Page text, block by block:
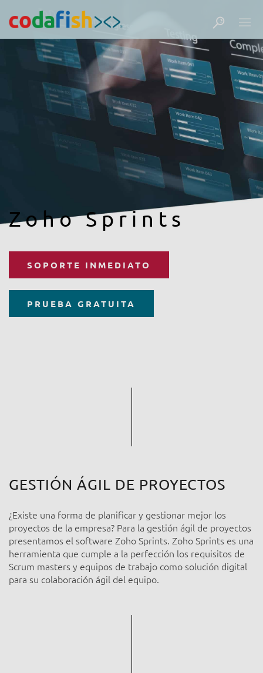
Zoho Sprints
SOPORTE INMEDIATO
PRUEBA GRATUITA
GESTIÓN ÁGIL DE PROYECTOS
¿Existe una forma de planificar y gestionar mejor los
proyectos de la empresa? Para la gestión ágil de proyectos
presentamos el software Zoho Sprints. Zoho Sprints es una
herramienta que cumple a la perfección los requisitos de
Scrum masters y equipos de trabajo como solución digital
para su colaboración ágil del equipo.